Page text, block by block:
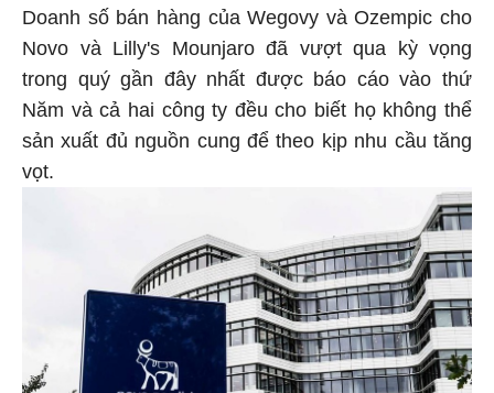
Doanh số bán hàng của Wegovy và Ozempic cho
Novo và Lilly's Mounjaro đã vượt qua kỳ vọng
trong quý gần đây nhất được báo cáo vào thứ
Năm và cả hai công ty đều cho biết họ không thể
sản xuất đủ nguồn cung để theo kịp nhu cầu tăng
vọt.